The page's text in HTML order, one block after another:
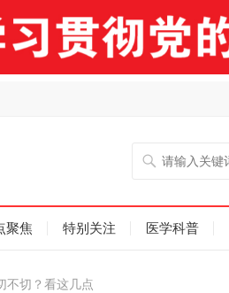
聚焦 特别关注 医学科普
不切？看这几点